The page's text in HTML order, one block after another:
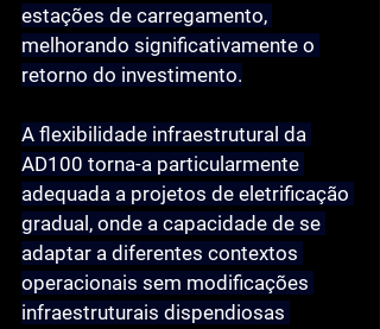
estações de carregamento,
melhorando significativamente o
retorno do investimento.
A flexibilidade infraestrutural da
AD100 torna-a particularmente
adequada a projetos de eletrificação
gradual, onde a capacidade de se
adaptar a diferentes contextos
operacionais sem modificações
infraestruturais dispendiosas